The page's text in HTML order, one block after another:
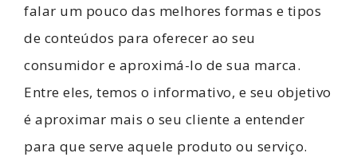
falar um pouco das melhores formas e tipos
de conteúdos para oferecer ao seu
consumidor e aproximá-lo de sua marca.
Entre eles, temos o informativo, e seu objetivo
é aproximar mais o seu cliente a entender
para que serve aquele produto ou serviço.